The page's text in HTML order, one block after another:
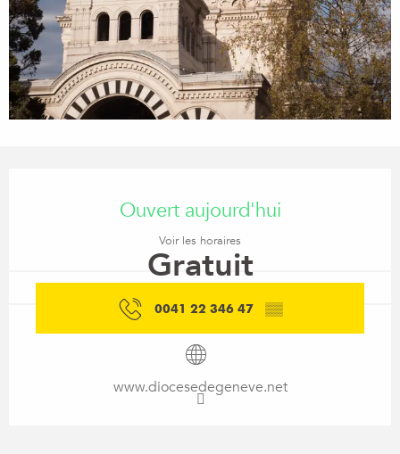
Ouvert aujourd'hui
Voir les horaires
Gratuit
0041 22 346 47 ▒▒
www.diocesedegeneve.net